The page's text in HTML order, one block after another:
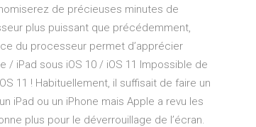
de précieuses minutes de
plus puissant que précédemment,
du processeur permet d’apprécier
/ iPad sous iOS 10 / iOS 11 Impossible de
11 ! Habituellement, il suffisait de faire un
iPad ou un iPhone mais Apple a revu les
plus pour le déverrouillage de l’écran.